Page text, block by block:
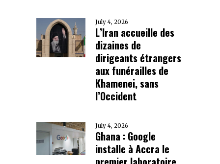
July 4, 2026
L’Iran accueille des
dizaines de
dirigeants étrangers
aux funérailles de
Khamenei, sans
l’Occident
July 4, 2026
Ghana : Google
installe à Accra le